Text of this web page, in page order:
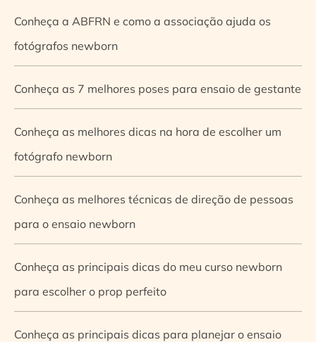
Conheça a ABFRN e como a associação ajuda os
fotógrafos newborn
Conheça as 7 melhores poses para ensaio de gestante
Conheça as melhores dicas na hora de escolher um
fotógrafo newborn
Conheça as melhores técnicas de direção de pessoas
para o ensaio newborn
Conheça as principais dicas do meu curso newborn
para escolher o prop perfeito
Conheça as principais dicas para planejar o ensaio